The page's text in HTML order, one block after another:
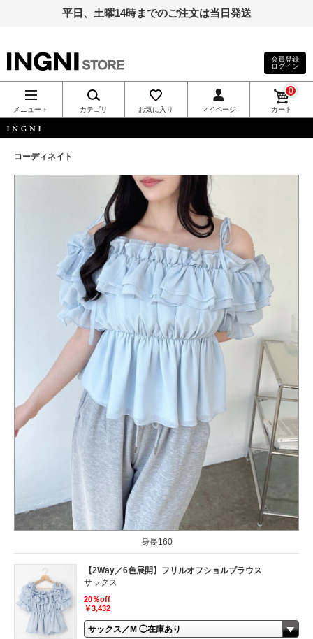
平日、土曜14時までのご注文は当日発送
INGNI（イン
グ）公式通
販｜INGNI
STORE
会員登録
ログイン
メニュー＋ カテゴリ お気に入り マイページ カート
0
コーディネイト
身長160
【2Way／6色展開】フリルオフショルブラウス
サックス
20％off
￥3,432